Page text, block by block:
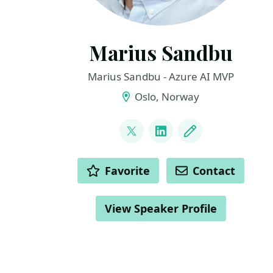
Marius Sandbu
Marius Sandbu - Azure AI MVP
Oslo, Norway
@msandbu
LinkedIn
Blog
ACTIONS Favorite Contact
View Speaker Profile